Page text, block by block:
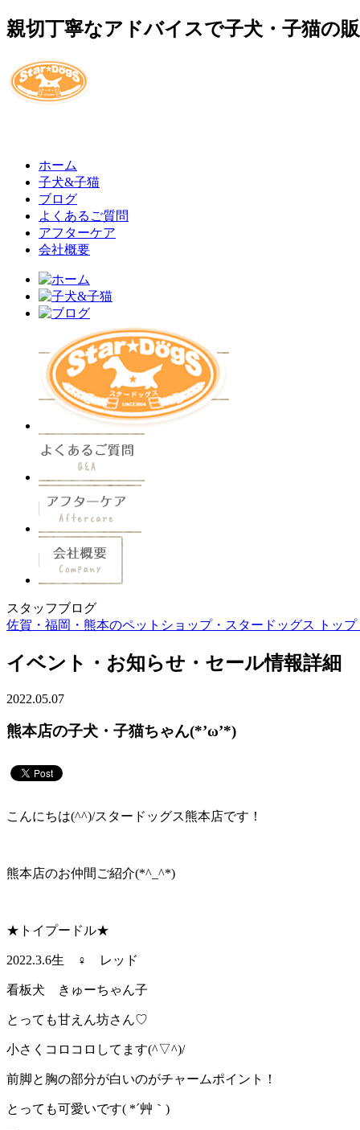
親切丁寧なアドバイスで子犬・子猫の
ホーム
子犬&子猫
ブログ
よくあるご質問
アフターケア
会社概要
スタッフブログ
佐賀・福岡・熊本のペットショップ・スタードッグス トッ
イベント・お知らせ・セール情報詳細
2022.05.07
熊本店の子犬・子猫ちゃん(*’ω’*)
こんにちは(^^)/スタードッグス熊本店です！
熊本店のお仲間ご紹介(*^_^*)
★トイプードル★
2022.3.6生 ♀ レッド
看板犬 きゅーちゃん子
とっても甘えん坊さん♡
小さくコロコロしてます(^▽^)/
前脚と胸の部分が白いのがチャームポイント！
とっても可愛いです( *´艸｀)